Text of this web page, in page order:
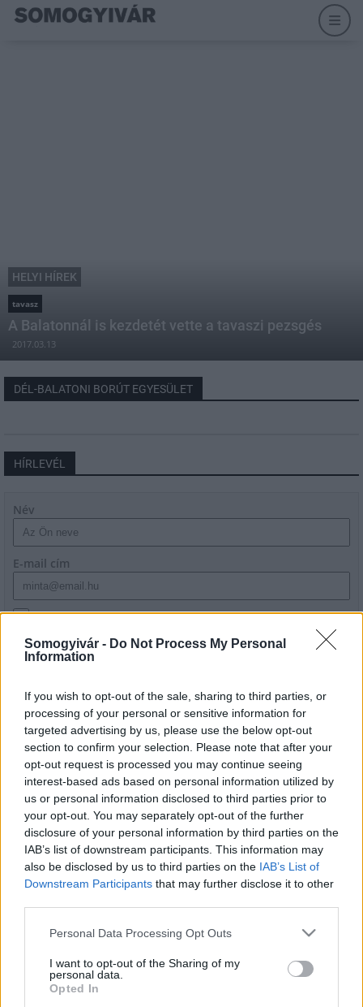
Somogyivár - Do Not Process My Personal
Information
If you wish to opt-out of the sale, sharing to third parties, or
processing of your personal or sensitive information for
targeted advertising by us, please use the below opt-out
section to confirm your selection. Please note that after your
opt-out request is processed you may continue seeing
interest-based ads based on personal information utilized by
us or personal information disclosed to third parties prior to
your opt-out. You may separately opt-out of the further
disclosure of your personal information by third parties on the
IAB’s list of downstream participants. This information may
also be disclosed by us to third parties on the IAB’s List of
Downstream Participants that may further disclose it to other
Please note that this website/app uses one or more Google
not limited to your visit or usage behaviour. You may click to
grant or deny consent to Google and its third-party tags to
use your data for below specified purposes in below Google
Personal Data Processing Opt Outs
I want to opt-out of the Sharing of my
personal data.
Opted In
HELYI HÍREK
tavasz
A Balatonnál is kezdetét vette a tavaszi pezsgés
2017.03.13
DÉL-BALATONI BORÚT EGYESÜLET
HÍRLEVÉL
Név
E-mail cím
Feliratkozom a hírlevélre és elfogadom azadatvédelmi
szabályzatot!
LEGFRISSEBB
Országos hírek
MEGÉRKEZETT AZ ESŐ A DUNA
VÍZGYŰJTŐJÉRE
Aktuális Sefag Zrt. vízellátás
Hőség és vízhiány - itatók feltöltésével
erdőkben
KEVESEBB FÉNYT!